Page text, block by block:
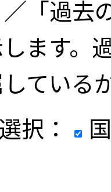
「過去
ます。
ている
択：